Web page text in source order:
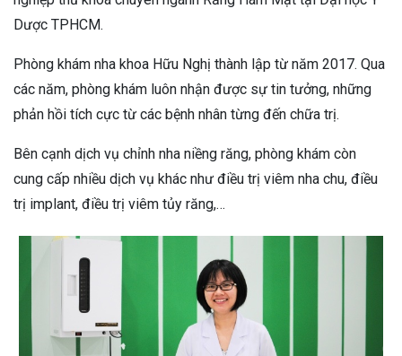
Dược TPHCM.
Phòng khám nha khoa Hữu Nghị thành lập từ năm 2017. Qua
các năm, phòng khám luôn nhận được sự tin tưởng, những
phản hồi tích cực từ các bệnh nhân từng đến chữa trị.
Bên cạnh dịch vụ chỉnh nha niềng răng, phòng khám còn
cung cấp nhiều dịch vụ khác như điều trị viêm nha chu, điều
trị implant, điều trị viêm tủy răng,…